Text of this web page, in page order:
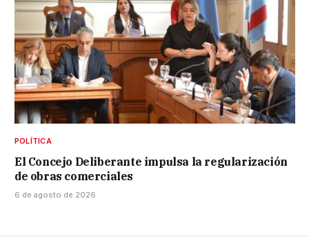
POLÍTICA
El Concejo Deliberante impulsa la regularización
de obras comerciales
6 de agosto de 2026